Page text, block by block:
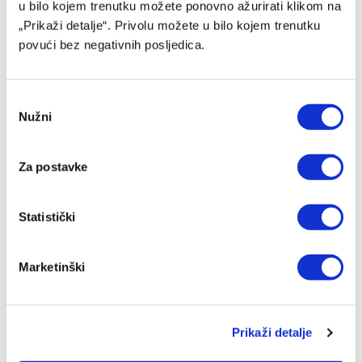
u bilo kojem trenutku možete ponovno ažurirati klikom na
„Prikaži detalje“. Privolu možete u bilo kojem trenutku
povući bez negativnih posljedica.
Selection
Nužni
Za postavke
Statistički
Marketinški
Prikaži detalje